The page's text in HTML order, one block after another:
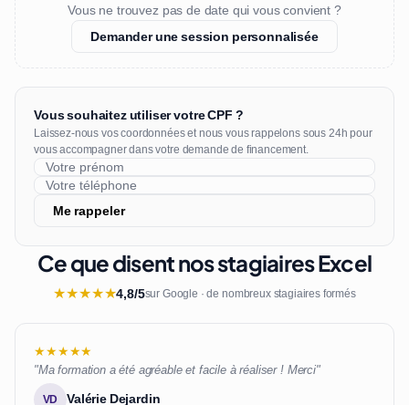
Vous ne trouvez pas de date qui vous convient ?
Demander une session personnalisée
Vous souhaitez utiliser votre CPF ?
Laissez-nous vos coordonnées et nous vous rappelons sous 24h pour
vous accompagner dans votre demande de financement.
Me rappeler
Ce que disent nos stagiaires Excel
★★★★★4,8/5sur Google · de nombreux stagiaires formés
★★★★★
"Ma formation a été agréable et facile à réaliser ! Merci"
VD Valérie Dejardin